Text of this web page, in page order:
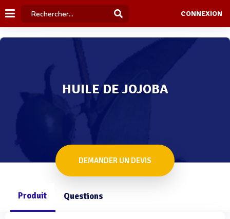
CONNEXION
HUILE DE JOJOBA
DEMANDER UN DEVIS
Produit Questions